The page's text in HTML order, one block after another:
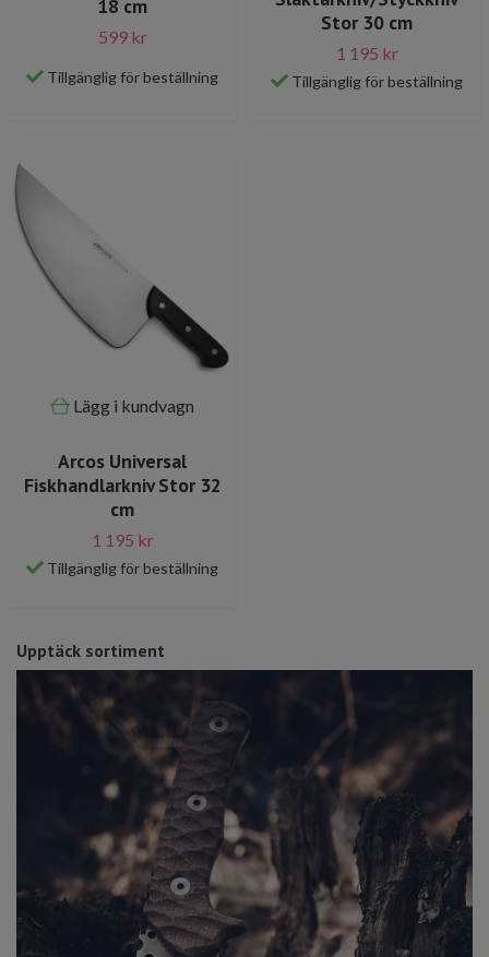
Upptäck sortiment
18 cm
599 kr
Tillgänglig för beställning
Stor 30 cm
1 195 kr
Tillgänglig för beställning
Lägg i kundvagn
Arcos Universal
Fiskhandlarkniv Stor 32
cm
1 195 kr
Tillgänglig för beställning